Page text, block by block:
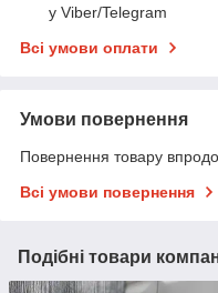
у Viber/Telegram
Всі умови оплати
Умови повернення
Повернення товару
Всі умови повернення
Подібні товари